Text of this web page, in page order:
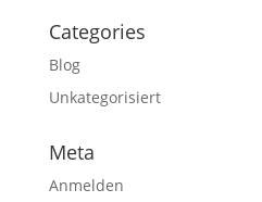
Categories
Blog
Unkategorisiert
Meta
Anmelden